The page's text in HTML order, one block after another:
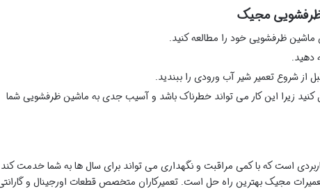
ظرفشویی مجیک
ماشین ظرفشویی خود را مطالعه کنید.
دهید.
از شروع تعمیر شیر آب ورودی را ببندید.
کنید زیرا این کار می تواند خطرناک باشد و آسیب جدی به ماشین ظرفشویی شما
است که با کمی مراقبت و نگهداری می تواند برای سال ها به شما خدمت
مجیک بهترین راه حل است. تعمیرکاران متخصص قطعات اورجینال و